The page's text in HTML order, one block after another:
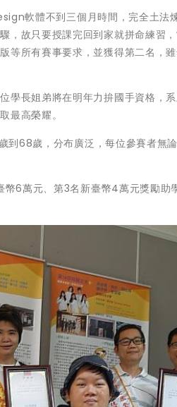
軟體不到三個月時間，完全土法
，故只要授課完回到家就拼命練習
等所有賽事要求，並獲得第二名，
學長姐弟將在明年力拚國手資格，
最高榮耀。
到68歲，分布廣泛，每位參賽者無
6萬元、第3名新臺幣4萬元獎勵助